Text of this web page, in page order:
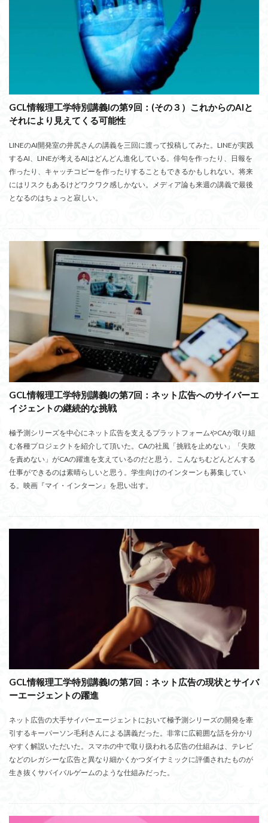
GCL情報理工学特別講義Iの第9回：(その３）これからのAIと
それにより見えてくる可能性
LINEのAI開発室の井尻さんの講義を三回に渡って投稿してみた。LINEが実践
するAI、LINEが考えるAIはどんどん進化している。俳句を作ったり、日報を
作ったり、キャッチコピーを作ったりすることもできるかもしれない。将来
にはリスクもあるけどワクワク感しかない。メディア論も来週の講義で最後
となるのはちょっと寂しい。
GCL情報理工学特別講義Iの第7回：ネット広告へのサイバーエ
イジェントの継続的な挑戦
極予測シリーズを中心にネット広告を支えるプラットフォームやCAが取り組
む各種プロジェクトを紹介して頂いた。CAの社風「挑戦を止めない」「失敗
を責めない」がCAの躍進を支えているのだと思う。こんなちむどんどんする
仕事ができるのは素晴らしいと思う。学生向けのインターンも募集してい
る。映画『マイ・インターン』を思い出す。
GCL情報理工学特別講義Iの第7回：ネット広告の現状とサイバ
ーエージェントの躍進
ネット広告の大手サイバーエージェントにおいて極予測シリーズの開発を牽
引するキーパーソン毛利さんによる講義だった。非常に広範囲な話を分かり
やすく解説いただいた。スマホの中で取り扱われる広告の仕組みは、テレビ
などのレガシーな広告と異なり細かくかつダイナミックに評価されたものが
生き抜くサバイバルゲームのような仕組みだった。